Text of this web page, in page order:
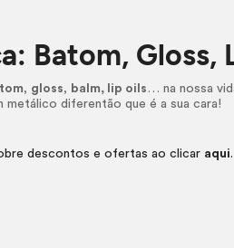
Batom, Gloss,
, gloss, balm, lip oils … na nossa
metálico diferentão que é a sua cara!
descontos e ofertas ao clicar aqui.